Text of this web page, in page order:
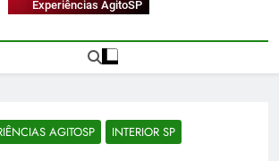
Experiências AgitoSP
AGITOSP INTERIOR SP